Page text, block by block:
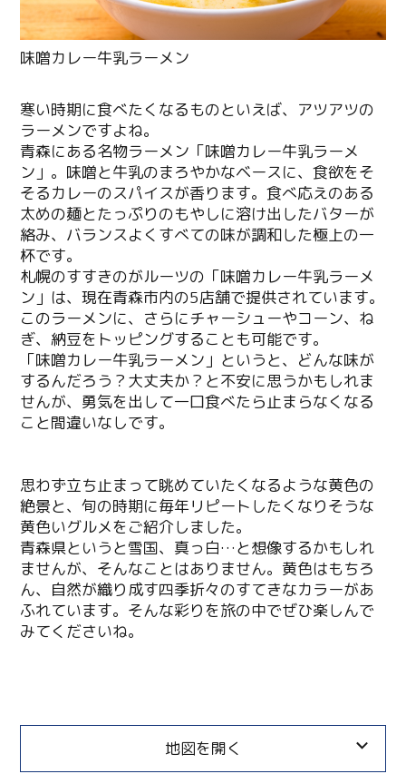
寒い時期に食べたくなるものといえば、アツアツの
ラーメンですよね。
青森にある名物ラーメン「味噌カレー牛乳ラーメ
ン」。味噌と牛乳のまろやかなベースに、食欲をそ
そるカレーのスパイスが香ります。食べ応えのある
太めの麺とたっぷりのもやしに溶け出したバターが
絡み、バランスよくすべての味が調和した極上の一
杯です。
札幌のすすきのがルーツの「味噌カレー牛乳ラーメ
ン」は、現在青森市内の5店舗で提供されています。
このラーメンに、さらにチャーシューやコーン、ね
ぎ、納豆をトッピングすることも可能です。
「味噌カレー牛乳ラーメン」というと、どんな味が
するんだろう？大丈夫か？と不安に思うかもしれま
せんが、勇気を出して一口食べたら止まらなくなる
こと間違いなしです。
思わず立ち止まって眺めていたくなるような黄色の
絶景と、旬の時期に毎年リピートしたくなりそうな
黄色いグルメをご紹介しました。
青森県というと雪国、真っ白…と想像するかもしれ
ませんが、そんなことはありません。黄色はもちろ
ん、自然が織り成す四季折々のすてきなカラーがあ
ふれています。そんな彩りを旅の中でぜひ楽しんで
みてくださいね。
地図を開く